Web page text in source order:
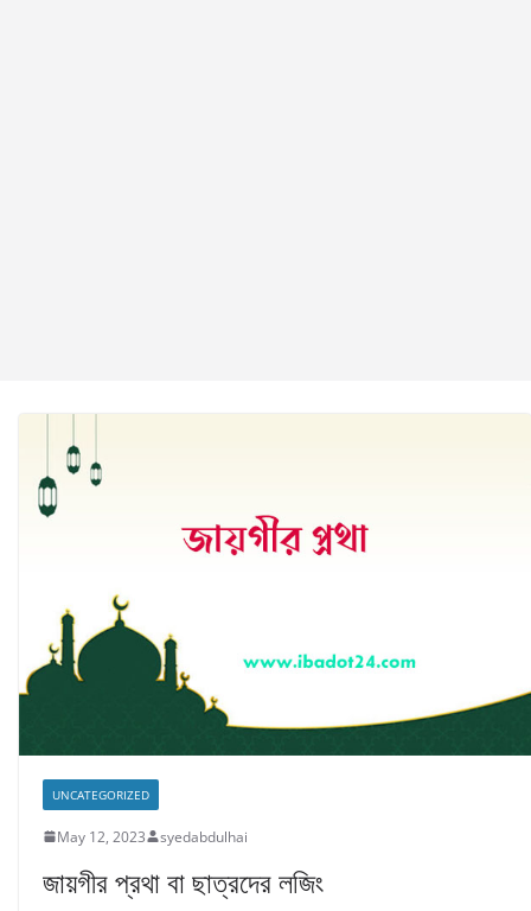
UNCATEGORIZED
May 12, 2023 syedabdulhai
জায়গীর প্রথা বা ছাত্রদের লজিং